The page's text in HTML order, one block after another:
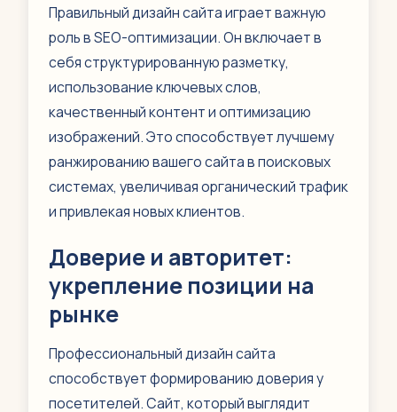
Правильный дизайн сайта играет важную
роль в SEO-оптимизации. Он включает в
себя структурированную разметку,
использование ключевых слов,
качественный контент и оптимизацию
изображений. Это способствует лучшему
ранжированию вашего сайта в поисковых
системах, увеличивая органический трафик
и привлекая новых клиентов.
Доверие и авторитет:
укрепление позиции на
рынке
Профессиональный дизайн сайта
способствует формированию доверия у
посетителей. Сайт, который выглядит